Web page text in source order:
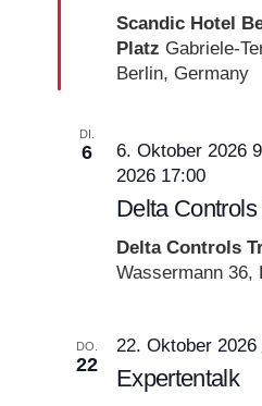
Scandic Hotel
Platz Gabriele-
Berlin, Germany
DI.
6 6. Oktober 2026
2026 17:00
Delta
Delta Controls
Wassermann 36,
DO.
22
22. Oktober 2026
Expertentalk